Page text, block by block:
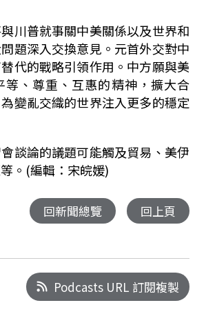
川普就事關中美關係以及世界和
題深入交換意見。元首外交對中
代的戰略引領作用。中方願與美
等、尊重、互惠的精神，擴大合
變亂交織的世界注入更多的穩定
談論的議題可能觸及貿易、美伊
。(編輯：宋皖媛)
回新聞總覽 回上頁
Podcasts URL 訂閱複製